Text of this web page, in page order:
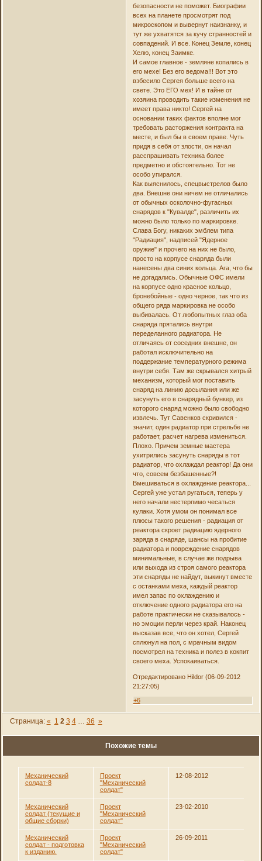
безопасности не поможет. Биографии
всех на планете просмотрят под
микроскопом и вывернут наизнанку, и
тут же ухватятся за кучу странностей и
совпадений. И все. Конец Земле, конец
Хелю, конец Заимке.
И самое главное - земляне копались в
его мехе! Без его ведома!!! Вот это
взбесило Сергея больше всего на
свете. Это ЕГО мех! И в тайне от
хозяина проводить такие изменения не
имеет права никто! Сергей на
основании таких фактов вполне мог
требовать расторжения контракта на
месте, и был бы в своем праве. Чуть
придя в себя от злости, он начал
расспрашивать техника более
предметно и обстоятельно. Тот не
особо упирался.
Как выяснилось, спецвыстрелов было
два. Внешне они ничем не отличались
от обычных осколочно-фугасных
снарядов к "Кувалде", различить их
можно было только по маркировке.
Слава Богу, никаких эмблем типа
"Радиация", надписей "Ядерное
оружие" и прочего на них не было,
просто на корпусе снаряда были
нанесены два синих кольца. Ага, что бы
не догадались. Обычные ОФС имели
на корпусе одно красное кольцо,
бронебойные - одно черное, так что из
общего ряда маркировка не особо
выбивалась. От любопытных глаз оба
снаряда прятались внутри
переделанного радиатора. Не
отличаясь от соседних внешне, он
работал исключительно на
поддержание температурного режима
внутри себя. Там же скрывался хитрый
механизм, который мог поставить
снаряд на линию досылания или же
засунуть его в снарядный бункер, из
которого снаряд можно было свободно
извлечь. Тут Савенков скривился -
значит, один радиатор при стрельбе не
работает, расчет нагрева измениться.
Плохо. Причем земные мастера
ухитрились засунуть снаряды в тот
радиатор, что охлаждал реактор! Да они
что, совсем безбашенные?!
Вмешиваться в охлаждение реактора...
Сергей уже устал ругаться, теперь у
него начали нестерпимо чесаться
кулаки. Хотя умом он понимал все
плюсы такого решения - радиация от
реактора скроет радиацию ядерного
заряда в снаряде, шансы на пробитие
радиатора и повреждение снарядов
минимальные, в случае же подрыва
или выхода из строя самого реактора
эти снаряды не найдут, выкинут вместе
с останками меха, каждый реактор
имел запас по охлаждению и
отключение одного радиатора его на
работе практически не сказывалось -
но эмоции перли через край. Наконец
высказав все, что он хотел, Сергей
сплюнул на пол, с мрачным видом
посмотрел на техника и полез в кокпит
своего меха. Успокаиваться.
Отредактировано Hildor (06-09-2012
21:27:05)
+6
Страница: « 1 2 3 4 … 36 »
Похожие темы
Механический
солдат-8
Проект
"Механический
солдат"
12-08-2012
Механический
солдат (текущие и
общие сборки)
Проект
"Механический
солдат"
23-02-2010
Механический
солдат - подготовка
к изданию.
Проект
"Механический
солдат"
26-09-2011